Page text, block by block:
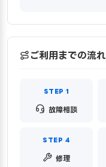
ご利用までの流れ
故障相談
修理